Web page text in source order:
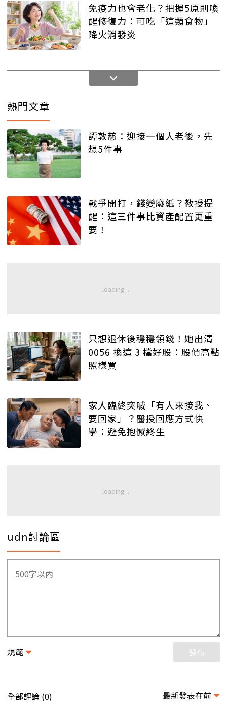
免疫力也會老化？把握5原則喚
醒修復力：可吃「這類食物」
降火消發炎
熱門文章
譚敦慈：迎接一個人老後，先
想5件事
戰爭開打，錢變廢紙？教授提
醒：這三件事比資產配置更重
要！
只想退休後穩穩領錢！她出清
0056 換這 3 檔好股：股價高點
照樣買
家人臨終突喊「有人來接我、
要回家」？醫授回應方式快
學：避免抱憾終生
udn討論區
規範 發布
全部評論 (0) 最新發表在前